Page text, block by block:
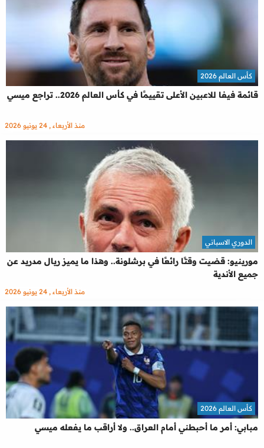
قائمة فيفا للاعبين الأعلى تقييمًا في كأس العالم 2026.. تراجع ميسي
كأس العالم 2026
منذ الأربعاء , 24 يونيو 2026
مورينيو: قضيت وقتًا رائعًا في برشلونة.. وهذا ما يميز ريال مدريد عن
جميع الأندية
الدوري الاسباني
منذ الأربعاء , 24 يونيو 2026
مبابي: أمر ما أحبطني أمام العراق.. ولا أراقب ما يفعله ميسي
كأس العالم 2026